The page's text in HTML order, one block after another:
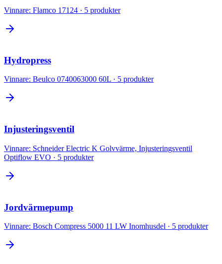
Vinnare: Flamco 17124 · 5 produkter
Hydropress
Vinnare: Beulco 0740063000 60L · 5 produkter
Injusteringsventil
Vinnare: Schneider Electric K Golvvärme, Injusteringsventil
Optiflow EVO · 5 produkter
Jordvärmepump
Vinnare: Bosch Compress 5000 11 LW Inomhusdel · 5 produkter